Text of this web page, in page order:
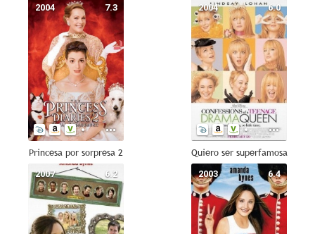
7.3
2004
Princesa por sorpresa 2
6.0
2004
Quiero ser superfamosa
6.2
2007 6.4
2003